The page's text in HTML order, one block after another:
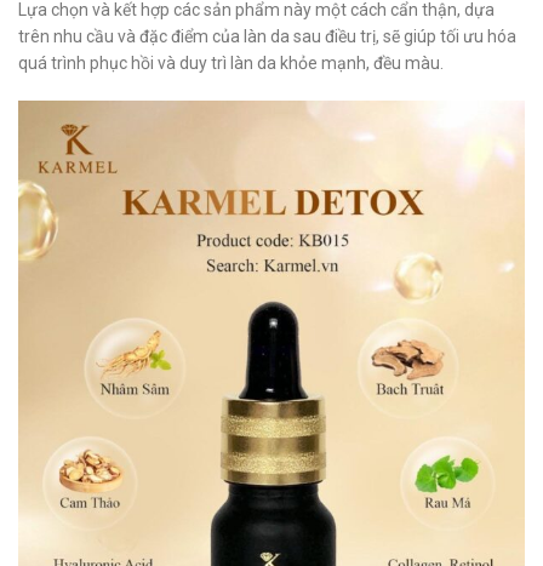
Lựa chọn và kết hợp các sản phẩm này một cách cẩn thận, dựa
trên nhu cầu và đặc điểm của làn da sau điều trị, sẽ giúp tối ưu hóa
quá trình phục hồi và duy trì làn da khỏe mạnh, đều màu.